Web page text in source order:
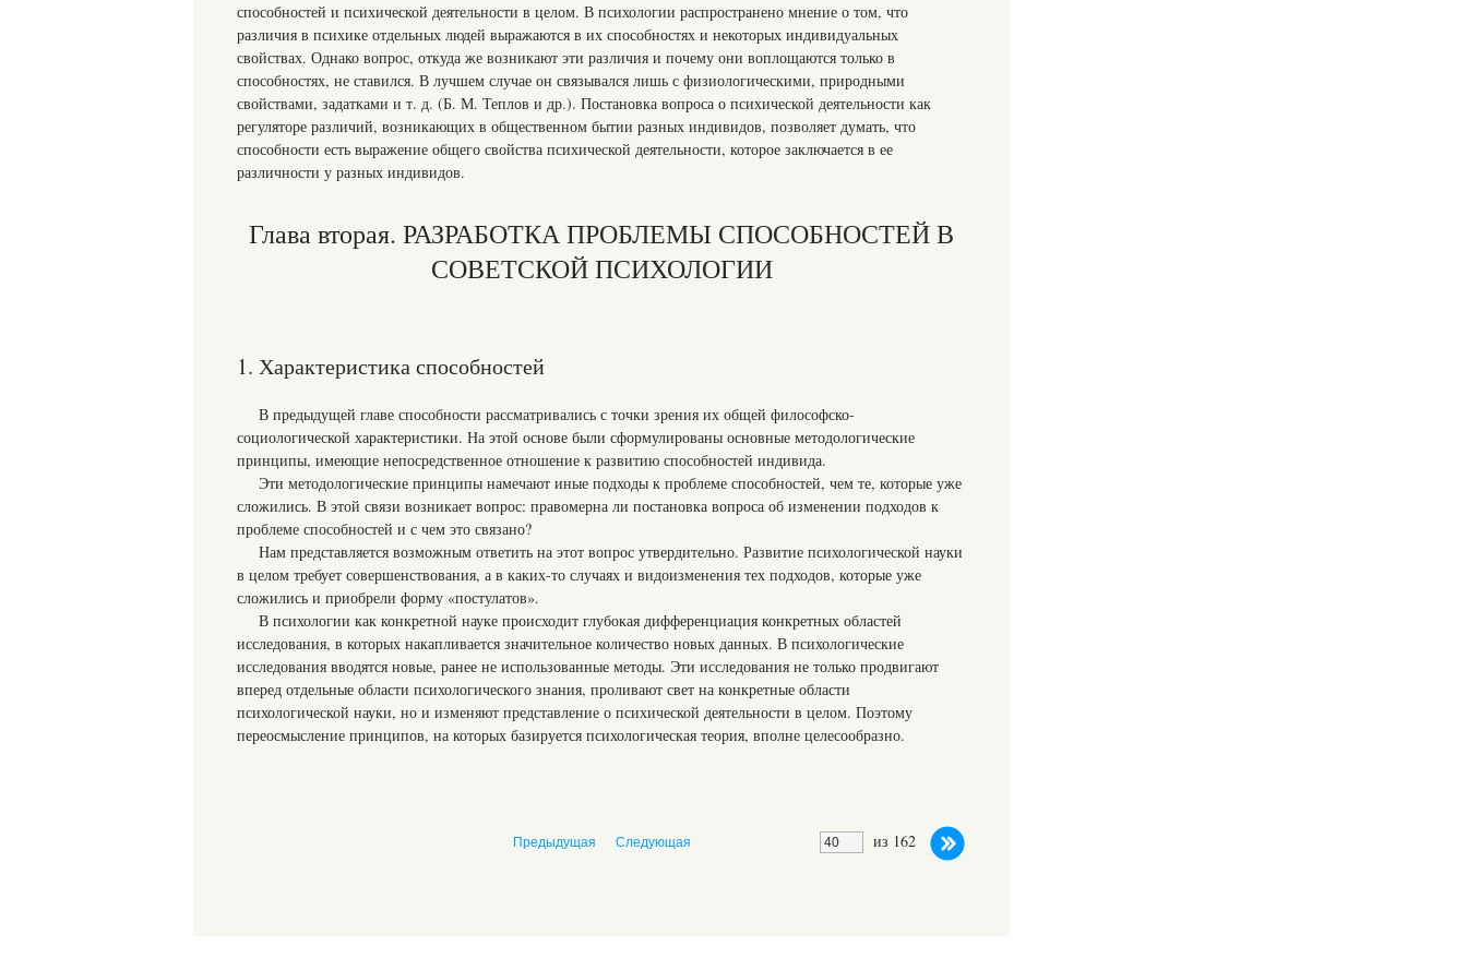
способностей и психической деятельности в целом. В психологии распространено мнение о том, что
различия в психике отдельных людей выражаются в их способностях и некоторых индивидуальных
свойствах. Однако вопрос, откуда же возникают эти различия и почему они воплощаются только в
способностях, не ставился. В лучшем случае он связывался лишь с физиологическими, природными
свойствами, задатками и т. д. (Б. М. Теплов и др.). Постановка вопроса о психической деятельности как
регуляторе различий, возникающих в общественном бытии разных индивидов, позволяет думать, что
способности есть выражение общего свойства психической деятельности, которое заключается в ее
различности у разных индивидов.
Глава вторая. РАЗРАБОТКА ПРОБЛЕМЫ СПОСОБНОСТЕЙ В
СОВЕТСКОЙ ПСИХОЛОГИИ
1. Характеристика способностей
В предыдущей главе способности рассматривались с точки зрения их общей философско-
социологической характеристики. На этой основе были сформулированы основные методологические
принципы, имеющие непосредственное отношение к развитию способностей индивида.
Эти методологические принципы намечают иные подходы к проблеме способностей, чем те, которые уже
сложились. В этой связи возникает вопрос: правомерна ли постановка вопроса об изменении подходов к
проблеме способностей и с чем это связано?
Нам представляется возможным ответить на этот вопрос утвердительно. Развитие психологической науки
в целом требует совершенствования, а в каких-то случаях и видоизменения тех подходов, которые уже
сложились и приобрели форму «постулатов».
В психологии как конкретной науке происходит глубокая дифференциация конкретных областей
исследования, в которых накапливается значительное количество новых данных. В психологические
исследования вводятся новые, ранее не использованные методы. Эти исследования не только продвигают
вперед отдельные области психологического знания, проливают свет на конкретные области
психологической науки, но и изменяют представление о психической деятельности в целом. Поэтому
переосмысление принципов, на которых базируется психологическая теория, вполне целесообразно.
из 162
Предыдущая Следующая